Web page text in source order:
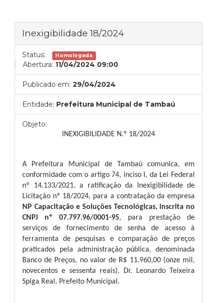
Inexigibilidade 18/2024
Status: Homologada
Abertura: 11/04/2024 09:00
Publicado em: 29/04/2024
Entidade: Prefeitura Municipal de Tambaú
Objeto:
INEXIGIBILIDADE N.º 18/2024
A Prefeitura Municipal de Tambaú comunica, em
conformidade com o artigo 74, inciso I, da Lei Federal
nº 14.133/2021, a ratificação da Inexigibilidade de
Licitação nº 18/2024, para a contratação da empresa
NP Capacitação e Soluções Tecnológicas, inscrita no
CNPJ nº 07.797.96/0001-95, para prestação de
serviços de fornecimento de senha de acesso à
ferramenta de pesquisas e comparação de preços
praticados pela administração pública, denominada
Banco de Preços, no valor de R$ 11.960,00 (onze mil,
novecentos e sessenta reais). Dr. Leonardo Teixeira
Spiga Real. Prefeito Municipal.